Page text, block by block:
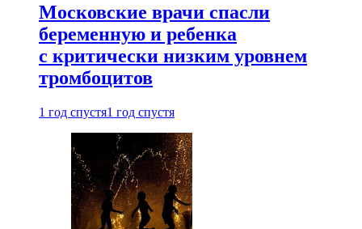
Московские врачи спасли
беременную и ребенка
с критически низким уровнем
тромбоцитов
1 год спустя1 год спустя